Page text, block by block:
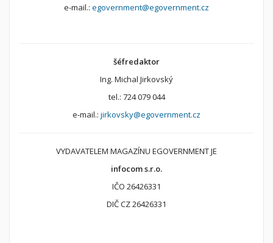
e-mail.: egovernment@egovernment.cz
šéfredaktor
Ing. Michal Jirkovský
tel.: 724 079 044
e-mail.: jirkovsky@egovernment.cz
VYDAVATELEM MAGAZÍNU EGOVERNMENT JE
infocom s.r.o.
IČO 26426331
DIČ CZ 26426331